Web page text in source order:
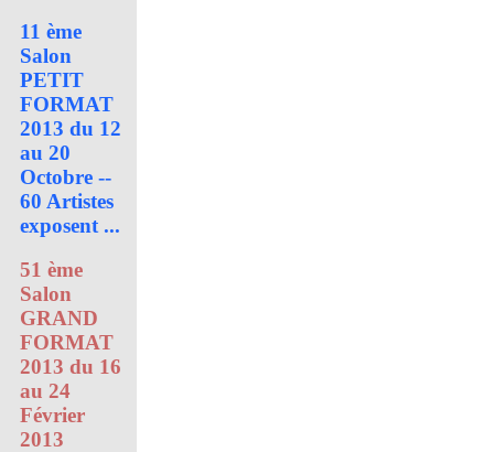
11 ème
Salon
PETIT
FORMAT
2013 du 12
au 20
Octobre --
60 Artistes
exposent ...
51 ème
Salon
GRAND
FORMAT
2013 du 16
au 24
Février
2013